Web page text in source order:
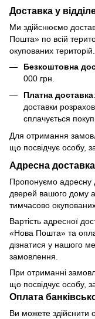
Доставка у
Ми здійснюємо
Пошта» по всій
окупованих територій.
Безкоштовна
000 грн.
Платна доставка
доставки
сплачується
Для отримання
що посвідчує особу,
Адресна
Пропонуємо адресну
дверей вашого дому
тимчасово
Вартість адресної
«Нова Пошта» та
дізнатися у нашого
замовлення.
При отриманні
що посвідчує особу,
Оплата
Ви можете здійснити